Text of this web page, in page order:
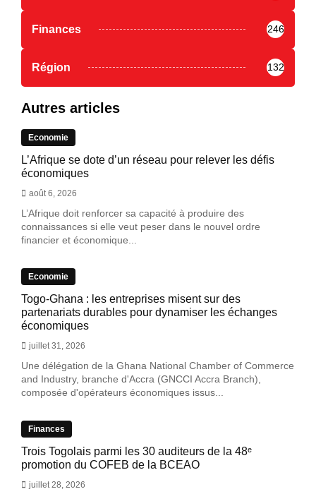
Finances 246
Région 132
Autres articles
Economie
L’Afrique se dote d’un réseau pour relever les défis
économiques
août 6, 2026
L’Afrique doit renforcer sa capacité à produire des
connaissances si elle veut peser dans le nouvel ordre
financier et économique...
Economie
Togo-Ghana : les entreprises misent sur des
partenariats durables pour dynamiser les échanges
économiques
juillet 31, 2026
Une délégation de la Ghana National Chamber of Commerce
and Industry, branche d'Accra (GNCCI Accra Branch),
composée d'opérateurs économiques issus...
Finances
Trois Togolais parmi les 30 auditeurs de la 48ᵉ
promotion du COFEB de la BCEAO
juillet 28, 2026